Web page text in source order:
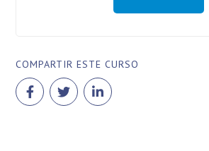
COMPARTIR ESTE CURSO